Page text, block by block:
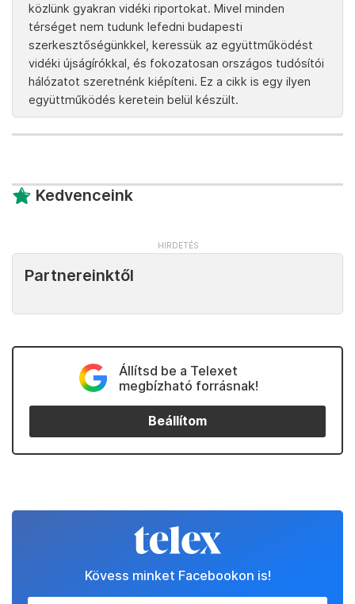
közlünk gyakran vidéki riportokat. Mivel minden
térséget nem tudunk lefedni budapesti
szerkesztőségünkkel, keressük az együttműködést
vidéki újságírókkal, és fokozatosan országos tudósítói
hálózatot szeretnénk kiépíteni. Ez a cikk is egy ilyen
együttműködés keretein belül készült.
Kedvenceink
Partnereinktől
Állítsd be a Telexet
megbízható forrásnak!
Beállítom
Kövess minket Facebookon is!